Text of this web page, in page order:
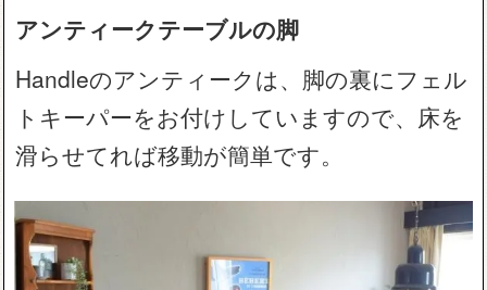
アンティークテーブルの脚
Handleのアンティークは、脚の裏にフェル
トキーパーをお付けしていますので、床を
滑らせてれば移動が簡単です。